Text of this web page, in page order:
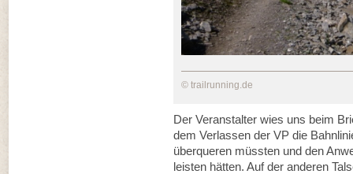
© trailrunning.de
Der Veranstalter wies uns beim
dem Verlassen der VP die
überqueren müssten und den
leisten hätten. Auf der anderen